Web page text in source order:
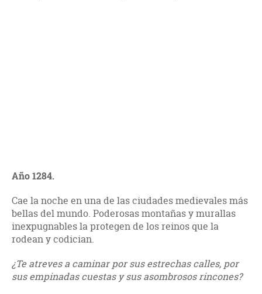
Año 1284.
Cae la noche en una de las ciudades medievales más
bellas del mundo. Poderosas montañas y murallas
inexpugnables la protegen de los reinos que la
rodean y codician.
¿Te atreves a caminar por sus estrechas calles, por
sus empinadas cuestas y sus asombrosos rincones?